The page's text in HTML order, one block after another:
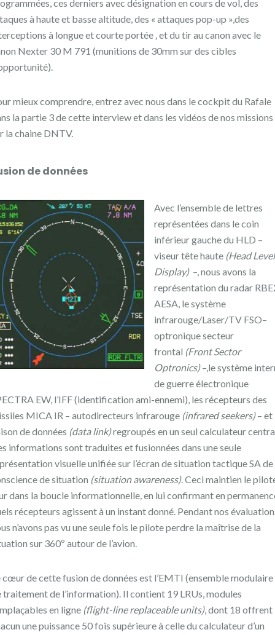
ces derniers avec désignation en cours de vol, des
à haute et basse altitude, des « attaques pop-up »,des
à longue et courte portée ,et du tir au canon avec le
Nexter 30 M 791 (munitions de 30mm sur des cibles
mieux comprendre, entrez avec nous dans le cockpit du Rafale
la partie 3 de cette interview et dans les vidéos de nos missions
la chaine DNTV.
de données
Avec l’ensemble de lettres
représentées dans le coin
inférieur gauche du HLD –
viseur tête haute (Head Level
Display) –, nous avons la
représentation du radar
AESA, le système
infrarouge/Laser/TV FSO–
optronique secteur
frontal (Front Sector
Optronics)–,le système
de guerre électronique
EW, l’IFF (identification ami-ennemi), les récepteurs des
MICA IR – autodirecteurs infrarouge (infrared seekers)– et
de données (data link)regroupés en un seul calculateur
informations sont traduites et fusionnées dans une seule
visuelle unifiée sur l’écran de situation tactique SA de
de situation (situation awareness). Ceci maintien le
dans la boucle informationnelle,en lui confirmant en
récepteurs agissent à un instant donné. Pendant nos
n’avons pas vu une seule fois le pilote perdre la maîtrise de la
sur 360º autour de l’avion.
cœur de cette fusion de données est l’EMTI (ensemble modulaire
traitement de l’information). Il contient 19 LRUs, modules
en ligne (flight-line replaceable units), dont 18 offrent
une puissance 50 fois supérieure à celle du calculateur d’un